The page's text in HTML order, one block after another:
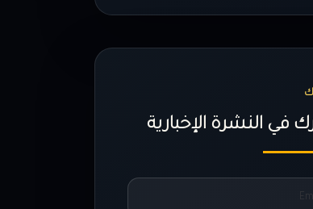
في النشرة الإخبارية